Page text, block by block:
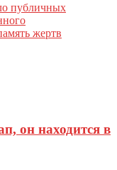
публичных
жертв
он находится в